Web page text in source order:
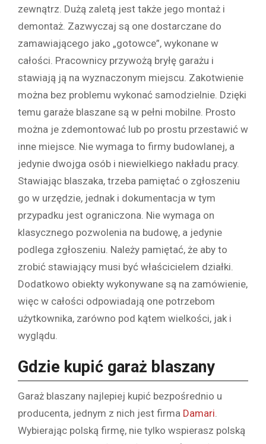
zewnątrz. Dużą zaletą jest także jego montaż i
demontaż. Zazwyczaj są one dostarczane do
zamawiającego jako „gotowce”, wykonane w
całości. Pracownicy przywożą bryłę garażu i
stawiają ją na wyznaczonym miejscu. Zakotwienie
można bez problemu wykonać samodzielnie. Dzięki
temu garaże blaszane są w pełni mobilne. Prosto
można je zdemontować lub po prostu przestawić w
inne miejsce. Nie wymaga to firmy budowlanej, a
jedynie dwojga osób i niewielkiego nakładu pracy.
Stawiając blaszaka, trzeba pamiętać o zgłoszeniu
go w urzędzie, jednak i dokumentacja w tym
przypadku jest ograniczona. Nie wymaga on
klasycznego pozwolenia na budowę, a jedynie
podlega zgłoszeniu. Należy pamiętać, że aby to
zrobić stawiający musi być właścicielem działki.
Dodatkowo obiekty wykonywane są na zamówienie,
więc w całości odpowiadają one potrzebom
użytkownika, zarówno pod kątem wielkości, jak i
wyglądu.
Gdzie kupić garaż blaszany
Garaż blaszany najlepiej kupić bezpośrednio u
producenta, jednym z nich jest firma Damari.
Wybierając polską firmę, nie tylko wspierasz polską